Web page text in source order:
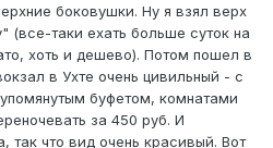
боковушки. Ну я взял верх
(все-таки ехать больше суток на
хоть и дешево). Потом пошел в
в Ухте очень цивильный - с
буфетом, комнатами
за 450 руб. И
так что вид очень красивый. Вот